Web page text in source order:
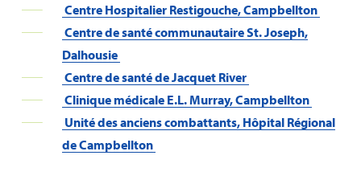
Centre Hospitalier Restigouche, Campbellton
Centre de santé communautaire St. Joseph,
Dalhousie
Centre de santé de Jacquet River
Clinique médicale E.L. Murray, Campbellton
Unité des anciens combattants, Hôpital Régional
de Campbellton